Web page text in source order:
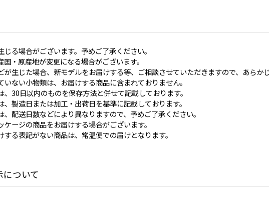
る場合がございます。予めご了承ください。
・原産地が変更になる場合がございます。
が生じた場合、新モデルをお届けする等、ご相談させていただきますので、あらか
ない小物類は、お届けする商品に含まれておりません。
30日以内のものを保存方法と併せて記載しております。
製造日または加工・出荷日を基準に記載しております。
配送日数などにより異なりますので、予めご了承ください。
ージの商品をお届けする場合がございます。
る表記がない商品は、常温便での届けとなります。
ついて